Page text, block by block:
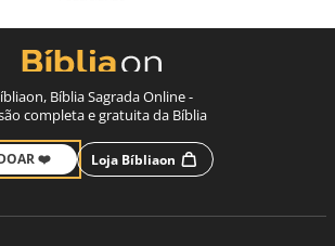
Bíblia Sagrada Online -
completa e gratuita da Bíblia
❤️ Loja Bíbliaon